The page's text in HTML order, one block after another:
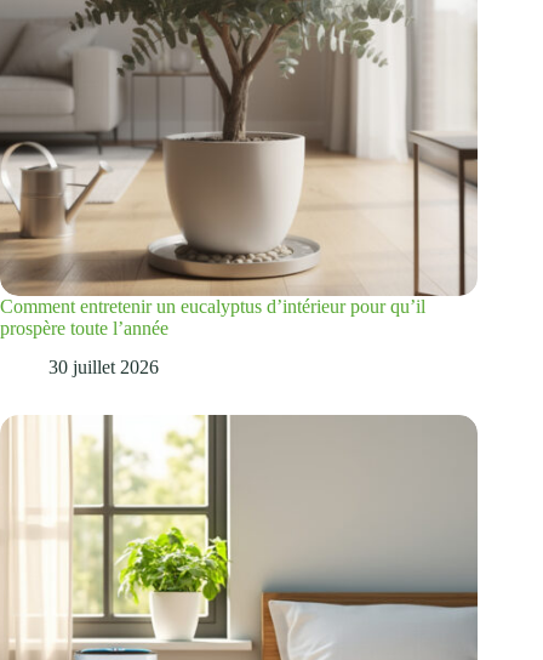
Comment entretenir un eucalyptus d’intérieur pour qu’il
prospère toute l’année
30 juillet 2026